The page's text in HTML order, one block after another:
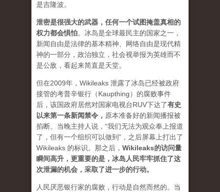
是吉隆波。
泄密是很强大的武器，任何一个试图掩盖真相的
权力都会惧怕。 冰岛是全球最民主的国家之一，
新闻自由是法律的基本精神、网络自由是现代精
神的一部分，政治独立，社会视举报为英雄而不
是公敌，看起来简直是天堂。
但在2009年，Wikileaks 泄露了冰岛已经被政府
接管的考普辛银行（Kaupthing）的腐败事件
后，该国政府居然对国家电视台RUV下达了有史
以来第一条新闻禁令 ， 原本准备好的新闻播报被
掐断。当晚主持人说，“我们无法为观众奉上报道
了，但有一个组织可以做到”，之后屏幕上打出了
Wikileaks 的标识。那之后， Wikileaks的访问量
瞬间高升，更重要的是，冰岛人民牢牢抓住了这
次泄漏的机会，采取了进一步的行动。
人民厌恶银行家的腐败，行动是自然而然的。当